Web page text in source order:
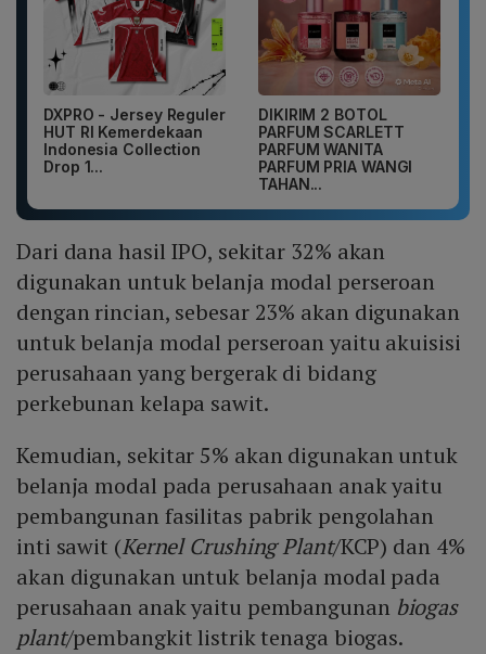
DXPRO - Jersey Reguler
HUT RI Kemerdekaan
Indonesia Collection
Drop 1...
DIKIRIM 2 BOTOL
PARFUM SCARLETT
PARFUM WANITA
PARFUM PRIA WANGI
TAHAN...
Dari dana hasil IPO, sekitar 32% akan
digunakan untuk belanja modal perseroan
dengan rincian, sebesar 23% akan digunakan
untuk belanja modal perseroan yaitu akuisisi
perusahaan yang bergerak di bidang
perkebunan kelapa sawit.
Kemudian, sekitar 5% akan digunakan untuk
belanja modal pada perusahaan anak yaitu
pembangunan fasilitas pabrik pengolahan
inti sawit (Kernel Crushing Plant/KCP) dan 4%
akan digunakan untuk belanja modal pada
perusahaan anak yaitu pembangunan biogas
plant/pembangkit listrik tenaga biogas.